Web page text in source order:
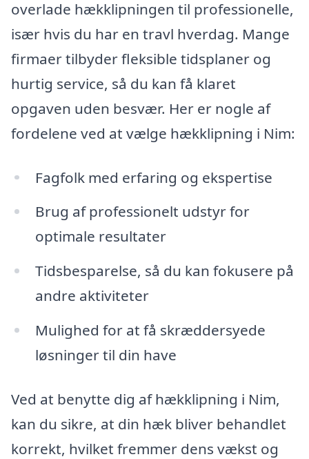
overlade hækklipningen til professionelle,
især hvis du har en travl hverdag. Mange
firmaer tilbyder fleksible tidsplaner og
hurtig service, så du kan få klaret
opgaven uden besvær. Her er nogle af
fordelene ved at vælge hækklipning i Nim:
Fagfolk med erfaring og ekspertise
Brug af professionelt udstyr for
optimale resultater
Tidsbesparelse, så du kan fokusere på
andre aktiviteter
Mulighed for at få skræddersyede
løsninger til din have
Ved at benytte dig af hækklipning i Nim,
kan du sikre, at din hæk bliver behandlet
korrekt, hvilket fremmer dens vækst og